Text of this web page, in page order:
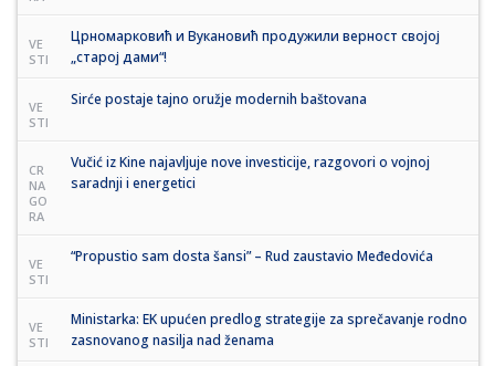
VE
STI
Црномарковић и Вукановић продужили верност својој
„старој дами“!
VE
STI
Sirće postaje tajno oružje modernih baštovana
CR
NA
GO
RA
Vučić iz Kine najavljuje nove investicije, razgovori o vojnoj
saradnji i energetici
VE
STI
“Propustio sam dosta šansi” – Rud zaustavio Međedovića
VE
STI
Ministarka: EK upućen predlog strategije za sprečavanje rodno
zasnovanog nasilja nad ženama